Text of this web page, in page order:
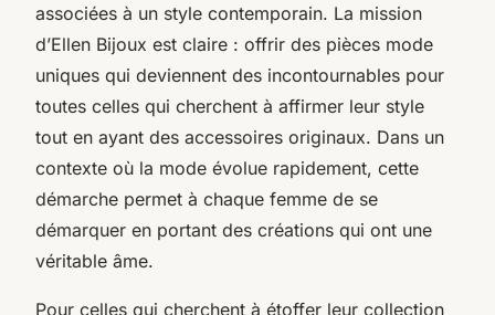
associées à un style contemporain. La mission
d’Ellen Bijoux est claire : offrir des pièces mode
uniques qui deviennent des incontournables pour
toutes celles qui cherchent à affirmer leur style
tout en ayant des accessoires originaux. Dans un
contexte où la mode évolue rapidement, cette
démarche permet à chaque femme de se
démarquer en portant des créations qui ont une
véritable âme.
Pour celles qui cherchent à étoffer leur collection